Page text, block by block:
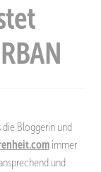
Bloggerin und
immer
und